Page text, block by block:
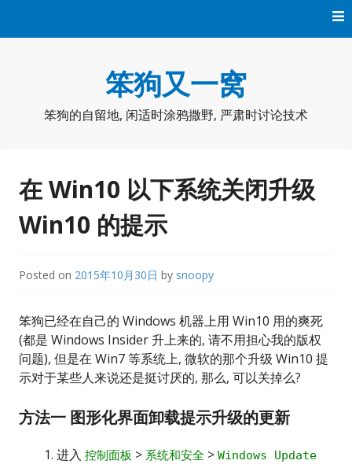
笨狗又一窝
笨狗的自留地, 闲适时涂鸦撒野, 严肃时讨论技术
在 Win10 以下系统关闭升级
Win10 的提示
Posted on 2015年10月30日 by snoopy
笨狗已经在自己的 Windows 机器上用 Win10 用的爽死
(都是 Windows Insider 升上来的, 请不用担心我的版权
问题), 但是在 Win7 等系统上, 微软的那个升级 Win10 提
示对于某些人来说还是挺讨厌的, 那么, 可以关掉么?
方法一 图形化界面卸载提示升级的更新
进入 控制面板 > 系统和安全 > Windows Update